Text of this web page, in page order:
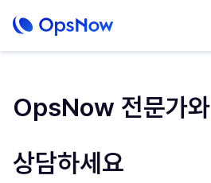
OpsNow 전문가와
상담하세요